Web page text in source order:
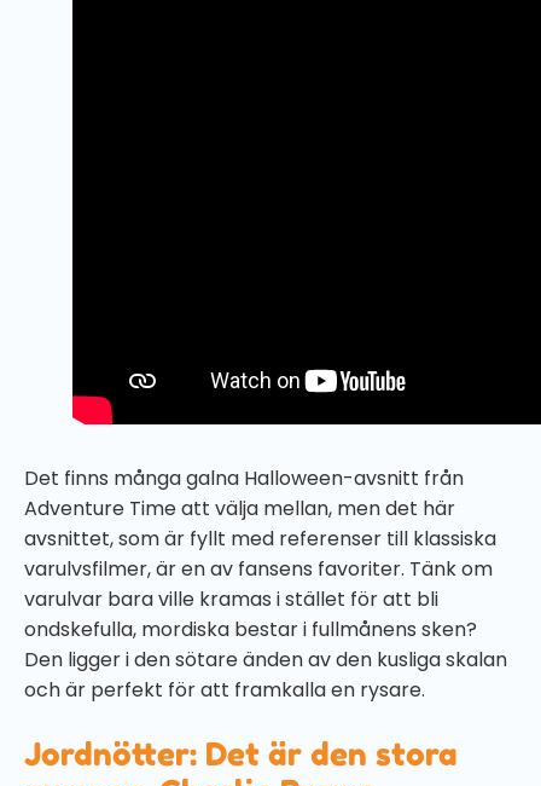
Det finns många galna Halloween-avsnitt från
Adventure Time att välja mellan, men det här
avsnittet, som är fyllt med referenser till klassiska
varulvsfilmer, är en av fansens favoriter. Tänk om
varulvar bara ville kramas i stället för att bli
ondskefulla, mordiska bestar i fullmånens sken?
Den ligger i den sötare änden av den kusliga skalan
och är perfekt för att framkalla en rysare.
Jordnötter: Det är den stora